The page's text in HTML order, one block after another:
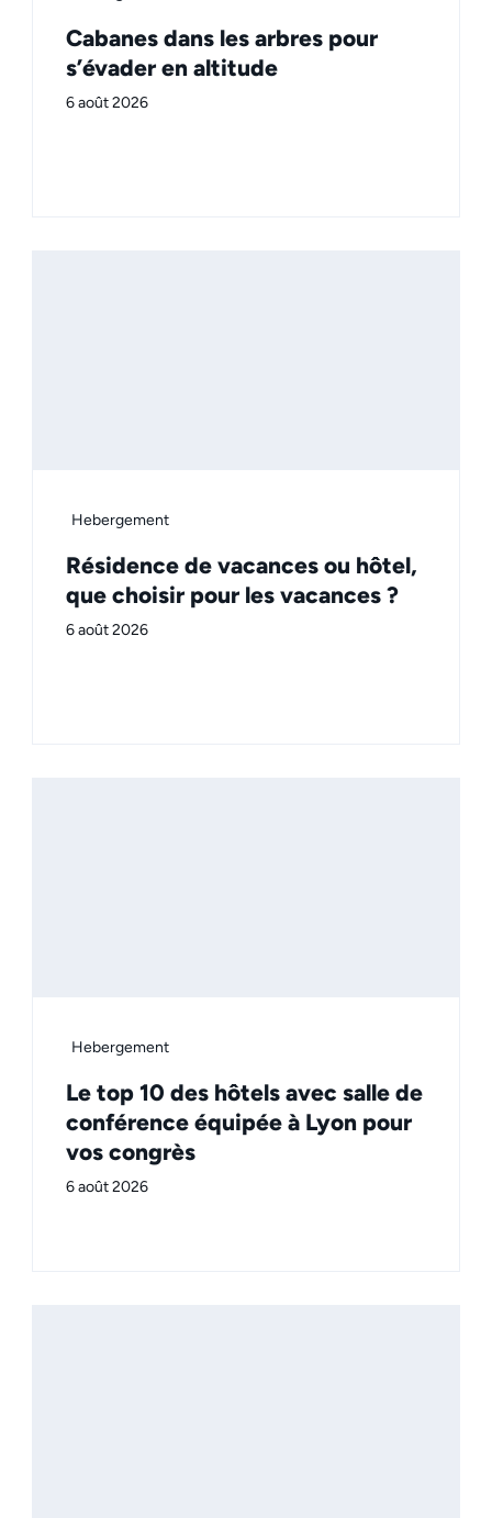
Cabanes dans les arbres pour
s’évader en altitude
6 août 2026
Hebergement
Résidence de vacances ou hôtel,
que choisir pour les vacances ?
6 août 2026
Hebergement
Le top 10 des hôtels avec salle de
conférence équipée à Lyon pour
vos congrès
6 août 2026